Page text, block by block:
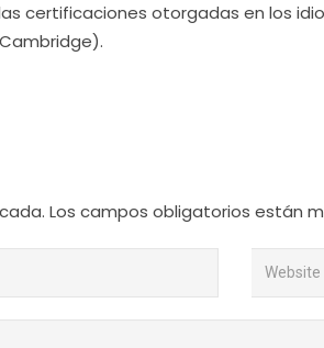
certificaciones otorgadas en los
Los campos obligatorios están